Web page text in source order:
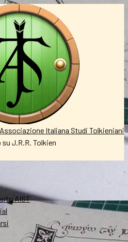
Associazione Italiana Studi Tolkieniani
J.R.R. Tolkien
AIST